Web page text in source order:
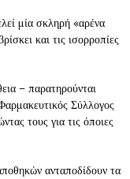
μία σκληρή «αρένα
και τις ισορροπίες
– παρατηρούνται
Σύλλογος
τους για τις όποιες
ανταποδίδουν τα